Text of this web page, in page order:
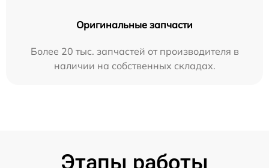
Оригинальные запчасти
Более 20 тыс. запчастей от производителя в
наличии на собственных складах.
Этапы работы